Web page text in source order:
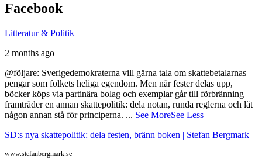
Facebook
Litteratur & Politik
2 months ago
@följare: Sverigedemokraterna vill gärna tala om skattebetalarnas
pengar som folkets heliga egendom. Men när fester delas upp,
böcker köps via partinära bolag och exemplar går till förbränning
framträder en annan skattepolitik: dela notan, runda reglerna och låt
någon annan stå för principerna. ... See MoreSee Less
SD:s nya skattepolitik: dela festen, bränn boken | Stefan Bergmark
www.stefanbergmark.se